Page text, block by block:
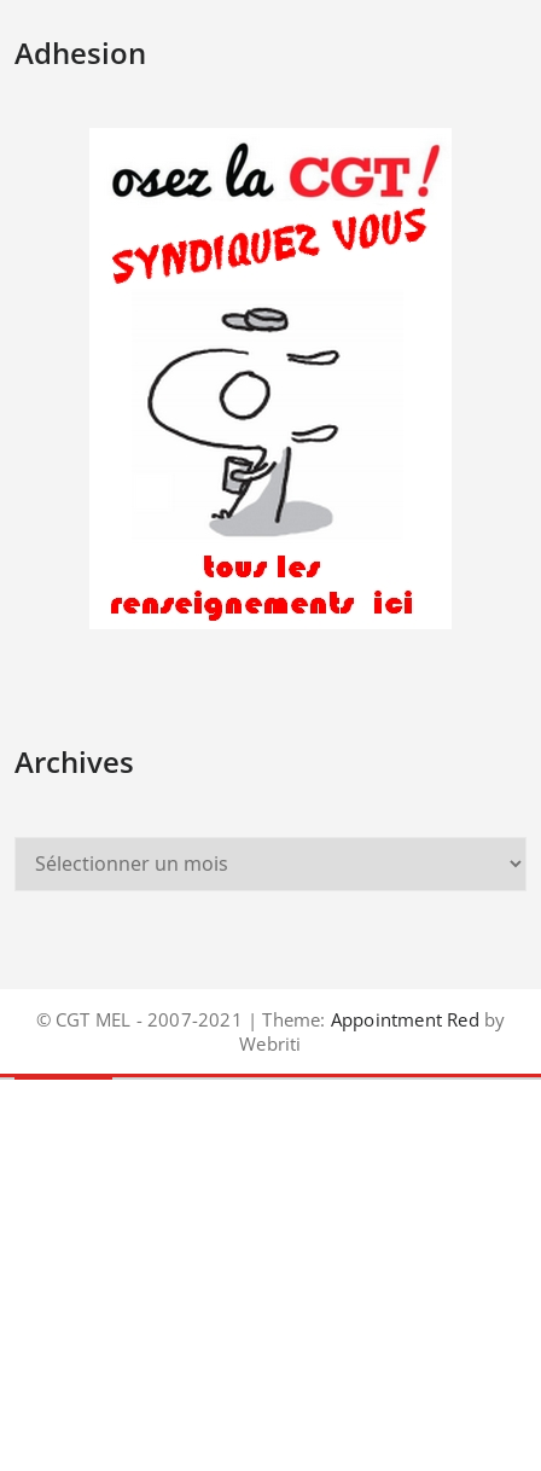
Adhesion
Archives
© CGT MEL - 2007-2021 | Theme: Appointment Red by
Webriti